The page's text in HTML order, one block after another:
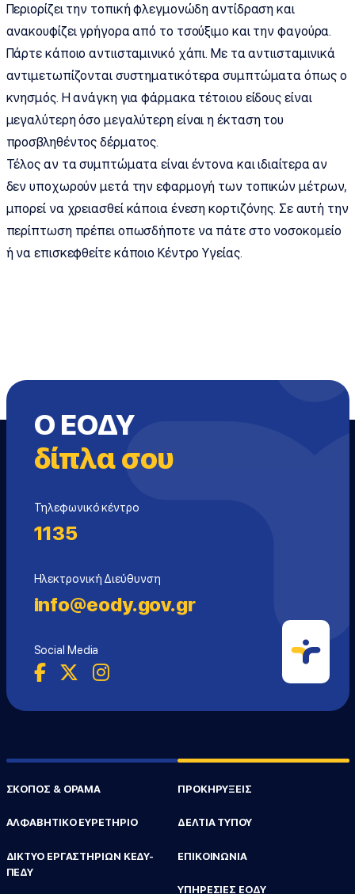
Περιορίζει την τοπική φλεγμονώδη αντίδραση και
ανακουφίζει γρήγορα από το τσούξιμο και την φαγούρα.
Πάρτε κάποιο αντιισταμινικό χάπι. Με τα αντιισταμινικά
αντιμετωπίζονται συστηματικότερα συμπτώματα όπως ο
κνησμός. Η ανάγκη για φάρμακα τέτοιου είδους είναι
μεγαλύτερη όσο μεγαλύτερη είναι η έκταση του
προσβληθέντος δέρματος.
Τέλος αν τα συμπτώματα είναι έντονα και ιδιαίτερα αν
δεν υποχωρούν μετά την εφαρμογή των τοπικών μέτρων,
μπορεί να χρειασθεί κάποια ένεση κορτιζόνης. Σε αυτή την
περίπτωση πρέπει οπωσδήποτε να πάτε στο νοσοκομείο
ή να επισκεφθείτε κάποιο Κέντρο Υγείας.
Ο ΕΟΔΥ
δίπλα σου
Τηλεφωνικό κέντρο
1135
Ηλεκτρονική Διεύθυνση
info@eody.gov.gr
Social Media
ΣΚΟΠΟΣ & ΟΡΑΜΑ
ΑΛΦΑΒΗΤΙΚΟ ΕΥΡΕΤΗΡΙΟ
ΔΙΚΤΥΟ ΕΡΓΑΣΤΗΡΙΩΝ ΚΕΔΥ-
ΠΕΔΥ
ΠΡΟΚΗΡΥΞΕΙΣ
ΔΕΛΤΙΑ ΤΥΠΟΥ
ΕΠΙΚΟΙΝΩΝΙΑ
ΥΠΗΡΕΣΙΕΣ ΕΟΔΥ